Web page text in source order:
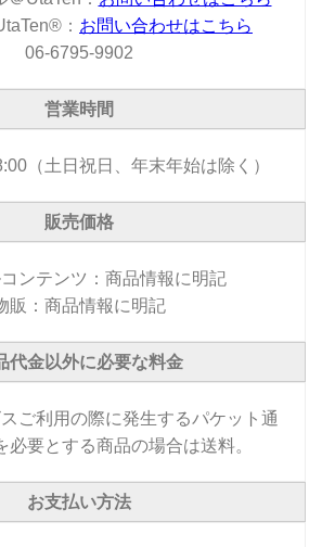
： お問い合わせはこちら
06-6795-9902
営業時間
（土日祝日、年末年始は除く）
販売価格
ンテンツ：商品情報に明記
販：商品情報に明記
代金以外に必要な料金
ご利用の際に発生するパケット通
必要とする商品の場合は送料。
お支払い方法